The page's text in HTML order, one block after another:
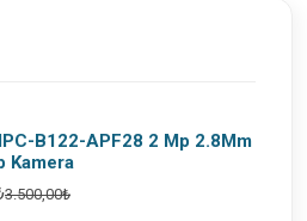
B122-APF28 2 Mp 2.8Mm
Kamera
3.500,00₺